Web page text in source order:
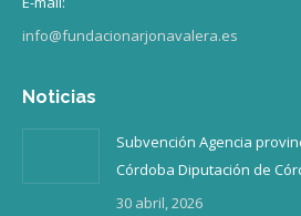
info@fundacionarjonavalera.es
Noticias
Subvención Agencia
Córdoba Diputación de
30 abril, 2026